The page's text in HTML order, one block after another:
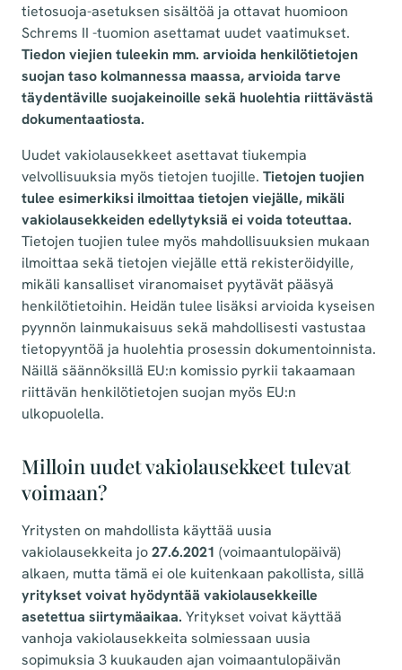
tietosuoja-asetuksen sisältöä ja ottavat huomioon
Schrems II -tuomion asettamat uudet vaatimukset.
Tiedon viejien tuleekin mm. arvioida henkilötietojen
suojan taso kolmannessa maassa, arvioida tarve
täydentäville suojakeinoille sekä huolehtia riittävästä
dokumentaatiosta.
Uudet vakiolausekkeet asettavat tiukempia
velvollisuuksia myös tietojen tuojille. Tietojen tuojien
tulee esimerkiksi ilmoittaa tietojen viejälle, mikäli
vakiolausekkeiden edellytyksiä ei voida toteuttaa.
Tietojen tuojien tulee myös mahdollisuuksien mukaan
ilmoittaa sekä tietojen viejälle että rekisteröidyille,
mikäli kansalliset viranomaiset pyytävät pääsyä
henkilötietoihin. Heidän tulee lisäksi arvioida kyseisen
pyynnön lainmukaisuus sekä mahdollisesti vastustaa
tietopyyntöä ja huolehtia prosessin dokumentoinnista.
Näillä säännöksillä EU:n komissio pyrkii takaamaan
riittävän henkilötietojen suojan myös EU:n
ulkopuolella.
Milloin uudet vakiolausekkeet tulevat
voimaan?
Yritysten on mahdollista käyttää uusia
vakiolausekkeita jo27.6.2021 (voimaantulopäivä)
alkaen, mutta tämä ei ole kuitenkaan pakollista, sillä
yritykset voivat hyödyntää vakiolausekkeille
asetettua siirtymäaikaa. Yritykset voivat käyttää
vanhoja vakiolausekkeita solmiessaan uusia
sopimuksia 3 kuukauden ajan voimaantulopäivän